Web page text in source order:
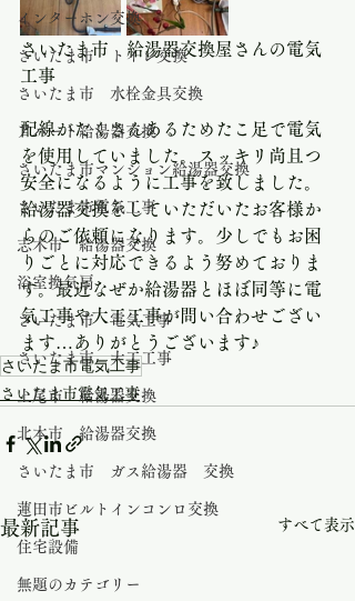
インターホン交換
さいたま市 トイレ交換
さいたま市 水栓金具交換
アパート給湯器交換
さいたま市マンション給湯器交換
さいたま市電気工事
志木市 給湯器交換
浴室換気扇
さいたま市 電気工事
さいたま市 大工工事
上尾市 給湯器交換
北本市 給湯器交換
さいたま市 ガス給湯器 交換
蓮田市ビルトインコンロ交換
住宅設備
無題のカテゴリー
さいたま市　給湯器交換屋さんの電気
工事
配線がたくさんあるためたこ足で電気
を使用していました。スッキリ尚且つ
安全になるように工事を致しました。
給湯器交換をしていただいたお客様か
らのご依頼になります。少しでもお困
りごとに対応できるよう努めておりま
す。最近なぜか給湯器とほぼ同等に電
気工事や大工工事が問い合わせござい
ます…ありがとうございます♪
さいたま市電気工事
さいたま市電気工事
最新記事 すべて表示